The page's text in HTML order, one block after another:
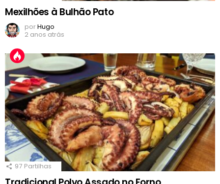
Mexilhões à Bulhão Pato
porHugo
2 anos atrás
97 Partilhas